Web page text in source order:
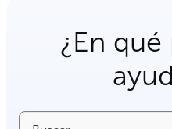
¿En
Buscar